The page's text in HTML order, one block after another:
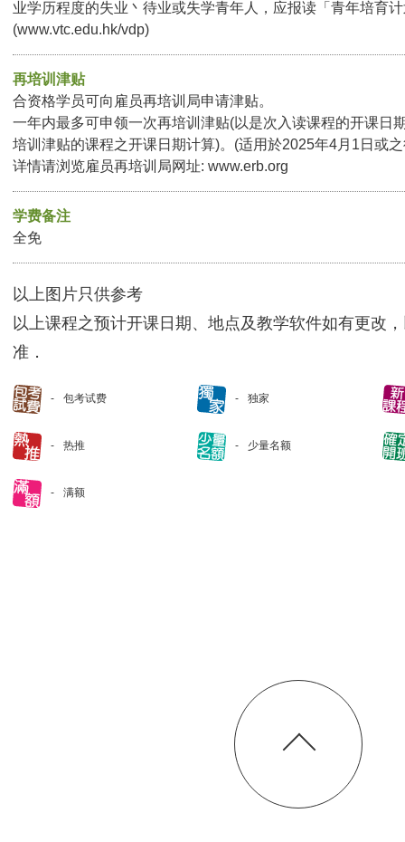
业学历程度的失业丶待业或失学青年人，应报读「青年培育
(www.vtc.edu.hk/vdp)
再培训津贴
合资格学员可向雇员再培训局申请津贴。
一年内最多可申领一次再培训津贴(以是次入读课程的开课日
培训津贴的课程之开课日期计算)。(适用於2025年4月1日或
详情请浏览雇员再培训局网址: www.erb.org
学费备注
全免
以上图片只供参考
以上课程之预计开课日期、地点及教学软件如有更改
准．
包考试费 独家
热推 少量名额
满额